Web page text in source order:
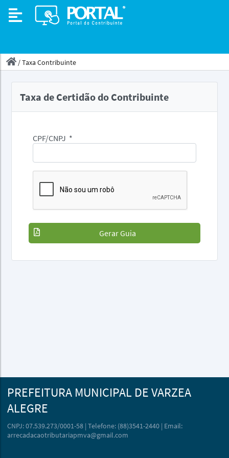
/Taxa Contribuinte
Taxa de Certidão do Contribuinte
CPF/CNPJ *
Gerar Guia
PREFEITURA MUNICIPAL DE VARZEA
ALEGRE
CNPJ: 07.539.273/0001-58 | Telefone: (88)3541-2440 | Email:
arrecadacaotributariapmva@gmail.com